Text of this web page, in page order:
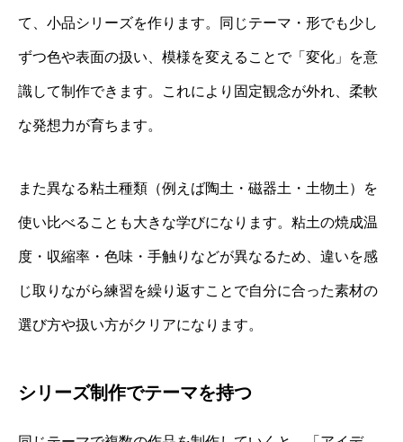
て、小品シリーズを作ります。同じテーマ・形でも少し
ずつ色や表面の扱い、模様を変えることで「変化」を意
識して制作できます。これにより固定観念が外れ、柔軟
な発想力が育ちます。
また異なる粘土種類（例えば陶土・磁器土・土物土）を
使い比べることも大きな学びになります。粘土の焼成温
度・収縮率・色味・手触りなどが異なるため、違いを感
じ取りながら練習を繰り返すことで自分に合った素材の
選び方や扱い方がクリアになります。
シリーズ制作でテーマを持つ